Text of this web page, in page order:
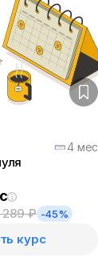
4 мес
289 ₽ -45%
курс